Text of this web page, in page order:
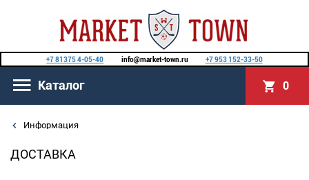
+7 81375 4-05-40 info@market-town.ru +7 953 152-33-50
Каталог 0
Информация
ДОСТАВКА